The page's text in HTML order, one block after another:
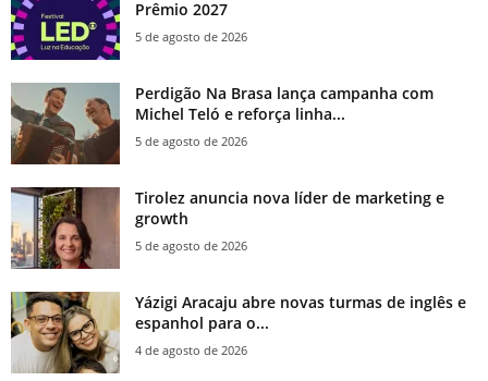
Prêmio 2027
5 de agosto de 2026
Perdigão Na Brasa lança campanha com
Michel Teló e reforça linha...
5 de agosto de 2026
Tirolez anuncia nova líder de marketing e
growth
5 de agosto de 2026
Yázigi Aracaju abre novas turmas de inglês e
espanhol para o...
4 de agosto de 2026